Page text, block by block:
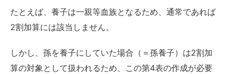
たとえば、養子は一親等血族となるため、通常であれば
2割加算には該当しません。
しかし、孫を養子にしていた場合（＝孫養子）は2割加
算の対象として扱われるため、この第4表の作成が必要